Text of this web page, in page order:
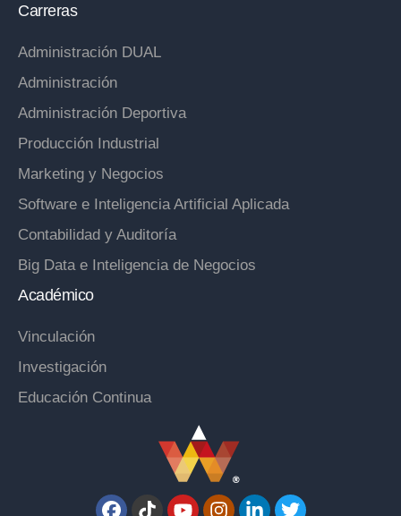
Carreras
Administración DUAL
Administración
Administración Deportiva
Producción Industrial
Marketing y Negocios
Software e Inteligencia Artificial Aplicada
Contabilidad y Auditoría
Big Data e Inteligencia de Negocios
Académico
Vinculación
Investigación
Educación Continua